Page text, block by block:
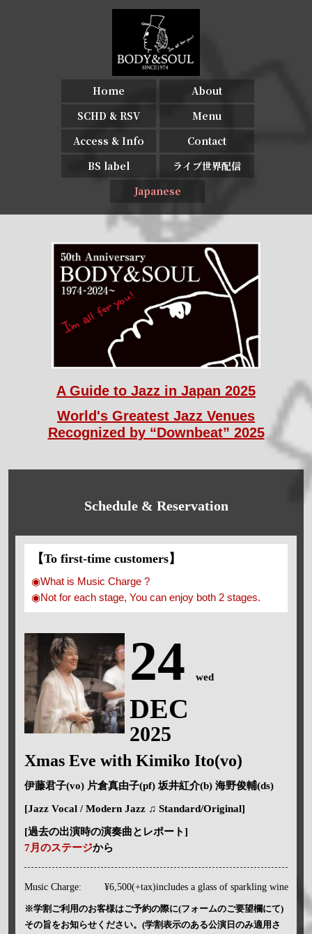
Home
About
SCHD & RSV
Menu
Access & Info
Contact
BS label
ライブ世界配信
Japanese
A Guide to Jazz in Japan 2025
World's Greatest Jazz Venues
Recognized by “Downbeat” 2025
Schedule & Reservation
【To first-time customers】
◉What is Music Charge ?
◉Not for each stage, You can enjoy both 2 stages.
24 wed
DEC
2025
Xmas Eve with Kimiko Ito(vo)
伊藤君子(vo) 片倉真由子(pf) 坂井紅介(b) 海野俊輔(ds)
[Jazz Vocal / Modern Jazz ♫ Standard/Original]
[過去の出演時の演奏曲とレポート]
7月のステージから
Music Charge: ¥6,500(+tax)includes a glass of sparkling wine
※学割ご利用のお客様はご予約の際に(フォームのご要望欄にて)
その旨をお知らせください。(学割表示のある公演日のみ適用さ